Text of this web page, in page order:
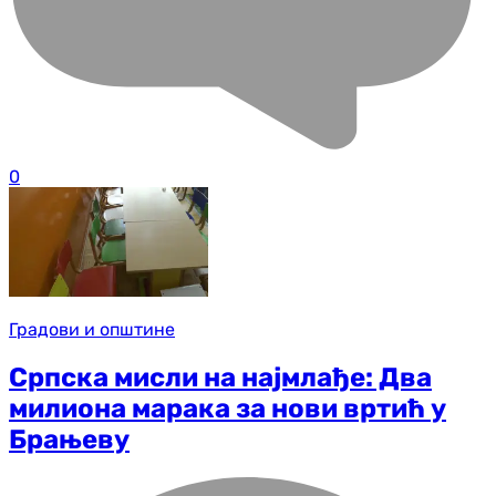
0
Градови и општине
Српска мисли на најмлађе: Два
милиона марака за нови вртић у
Брањеву